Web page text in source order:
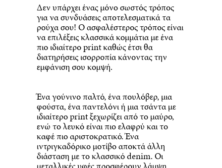
Δεν υπάρχει ένας μόνο σωστός τρόπος
για να συνδυάσεις αποτελεσματικά τα
ρούχα σου! Ο ασφαλέστερος τρόπος είναι
να επιλέξεις κλασσικά κομμάτια με ένα
πιο ιδιαίτερο print καθώς έτσι θα
διατηρήσεις ισορροπία κάνοντας την
εμφάνιση σου κομψή.
Ένα γούνινο παλτό, ένα πουλόβερ, μια
φούστα, ένα παντελόνι ή μια τσάντα με
ιδιαίτερο print ξεχωρίζει από το μαύρο,
ενώ το λευκό είναι πιο ελαφρύ και το
καφέ πιο αριστοκρατικό. Ένα
ιντριγκαδόρικο μοτίβο αποκτά άλλη
διάσταση με το κλασσικό denim. Οι